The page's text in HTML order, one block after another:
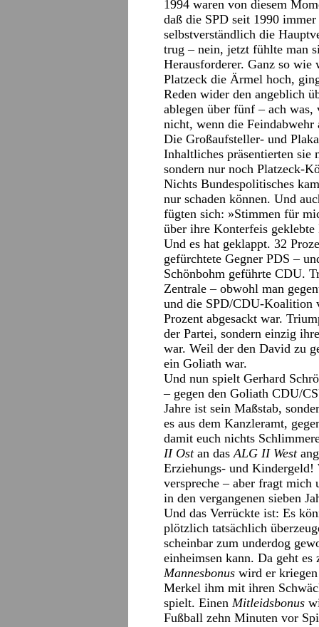
1994 waren von diesem
daß die SPD seit 1990
selbstverständlich die
trug – nein, jetzt fühlte man
Herausforderer. Ganz so
Platzeck die Ärmel hoch,
Reden wider den angeblich
ablegen über fünf – ach was,
nicht, wenn die
Die Großaufsteller- und
Inhaltliches präsentierten sie
sondern nur noch Platzeck-
Nichts Bundespolitisches
nur schaden können. Und
fügten sich: »Stimmen für
über ihre Konterfeis
Und es hat geklappt. 32
gefürchtete Gegner PDS –
Schönbohm geführte CDU.
Zentrale – obwohl man
und die SPD/CDU-Koalition
Prozent abgesackt war.
der Partei, sondern einzig
war. Weil der den David zu
ein Goliath war.
Und nun spielt Gerhard
– gegen den Goliath CDU/
Jahre ist sein Maßstab,
es aus dem Kanzleramt,
damit euch nichts
II Ostan dasALG II West
Erziehungs- und Kindergeld!
verspreche – aber fragt
in den vergangenen sieben
Und das Verrückte ist: Es
plötzlich tatsächlich
scheinbar zum underdog
einheimsen kann. Da geht
Mannesbonus wird er
Merkel ihm mit ihren
spielt. Einen Mitleidsbonus
Fußball zehn Minuten vor